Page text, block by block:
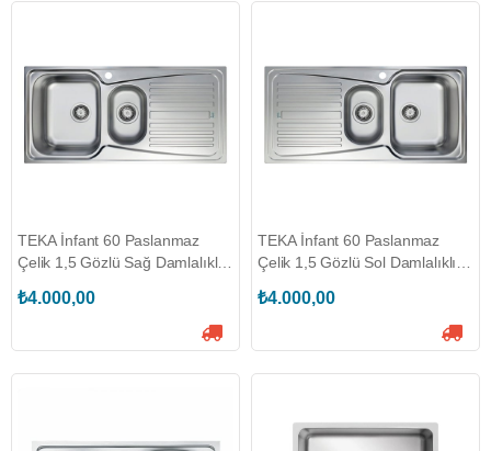
TEKA İnfant 60 Paslanmaz
Çelik 1,5 Gözlü Sağ Damlalıklı
₺4.000,00
TEKA İnfant 60 Paslanmaz
Çelik 1,5 Gözlü Sol Damlalıklı
₺4.000,00